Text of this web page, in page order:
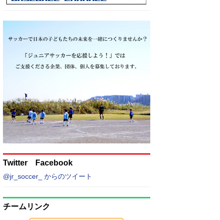
Twitter Facebook
@jr_soccer_ からのツイート
チームリンク